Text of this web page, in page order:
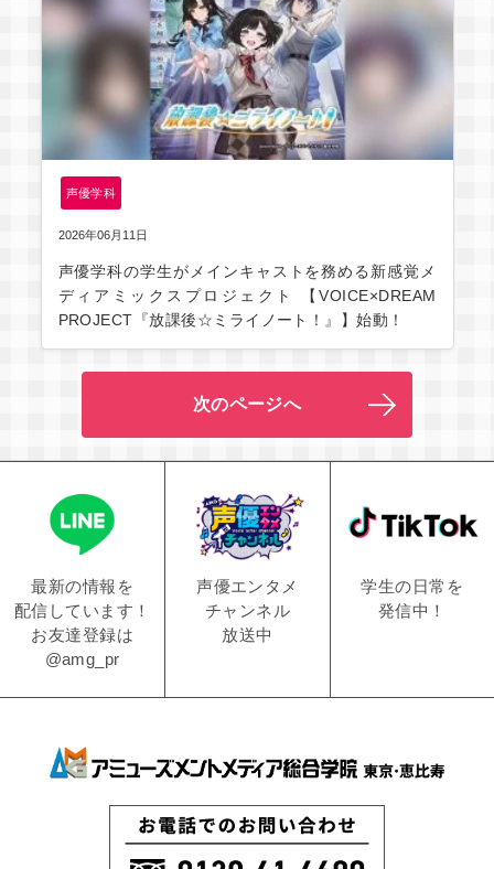
声優学科
2026年06月11日
声優学科の学生がメインキャストを務める新感覚メ
ディアミックスプロジェクト 【VOICE×DREAM
PROJECT『放課後☆ミライノート！』】始動！
次のページへ
最新の情報を
配信しています！
お友達登録は
@amg_pr
声優エンタメ
チャンネル
放送中
学生の日常を
発信中！